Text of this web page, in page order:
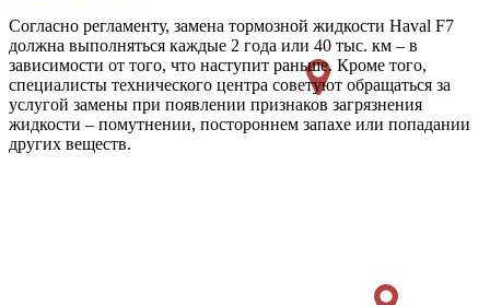
Согласно регламенту, замена тормозной жидкости Haval F7
должна выполняться каждые 2 года или 40 тыс. км – в
зависимости от того, что наступит раньше. Кроме того,
специалисты технического центра советуют обращаться за
услугой замены при появлении признаков загрязнения
жидкости – помутнении, постороннем запахе или попадании
других веществ.